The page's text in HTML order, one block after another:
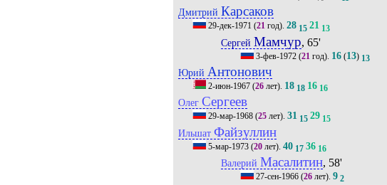
Дмитрий Карсаков
29-дек-1971 (21 год).28 15 21 13
Сергей Мамчур, 65'
3-фев-1972(21 год). 16(13) 13
Юрий Антонович
2-июн-1967 (26 лет). 18 18 16 16
ОлегСергеев
29-мар-1968 (25 лет).31 15 29 15
ИльшатФайзуллин
5-мар-1973 (20 лет).40 17 36 16
Валерий Масалитин, 58'
27-сен-1966(26лет). 9 2